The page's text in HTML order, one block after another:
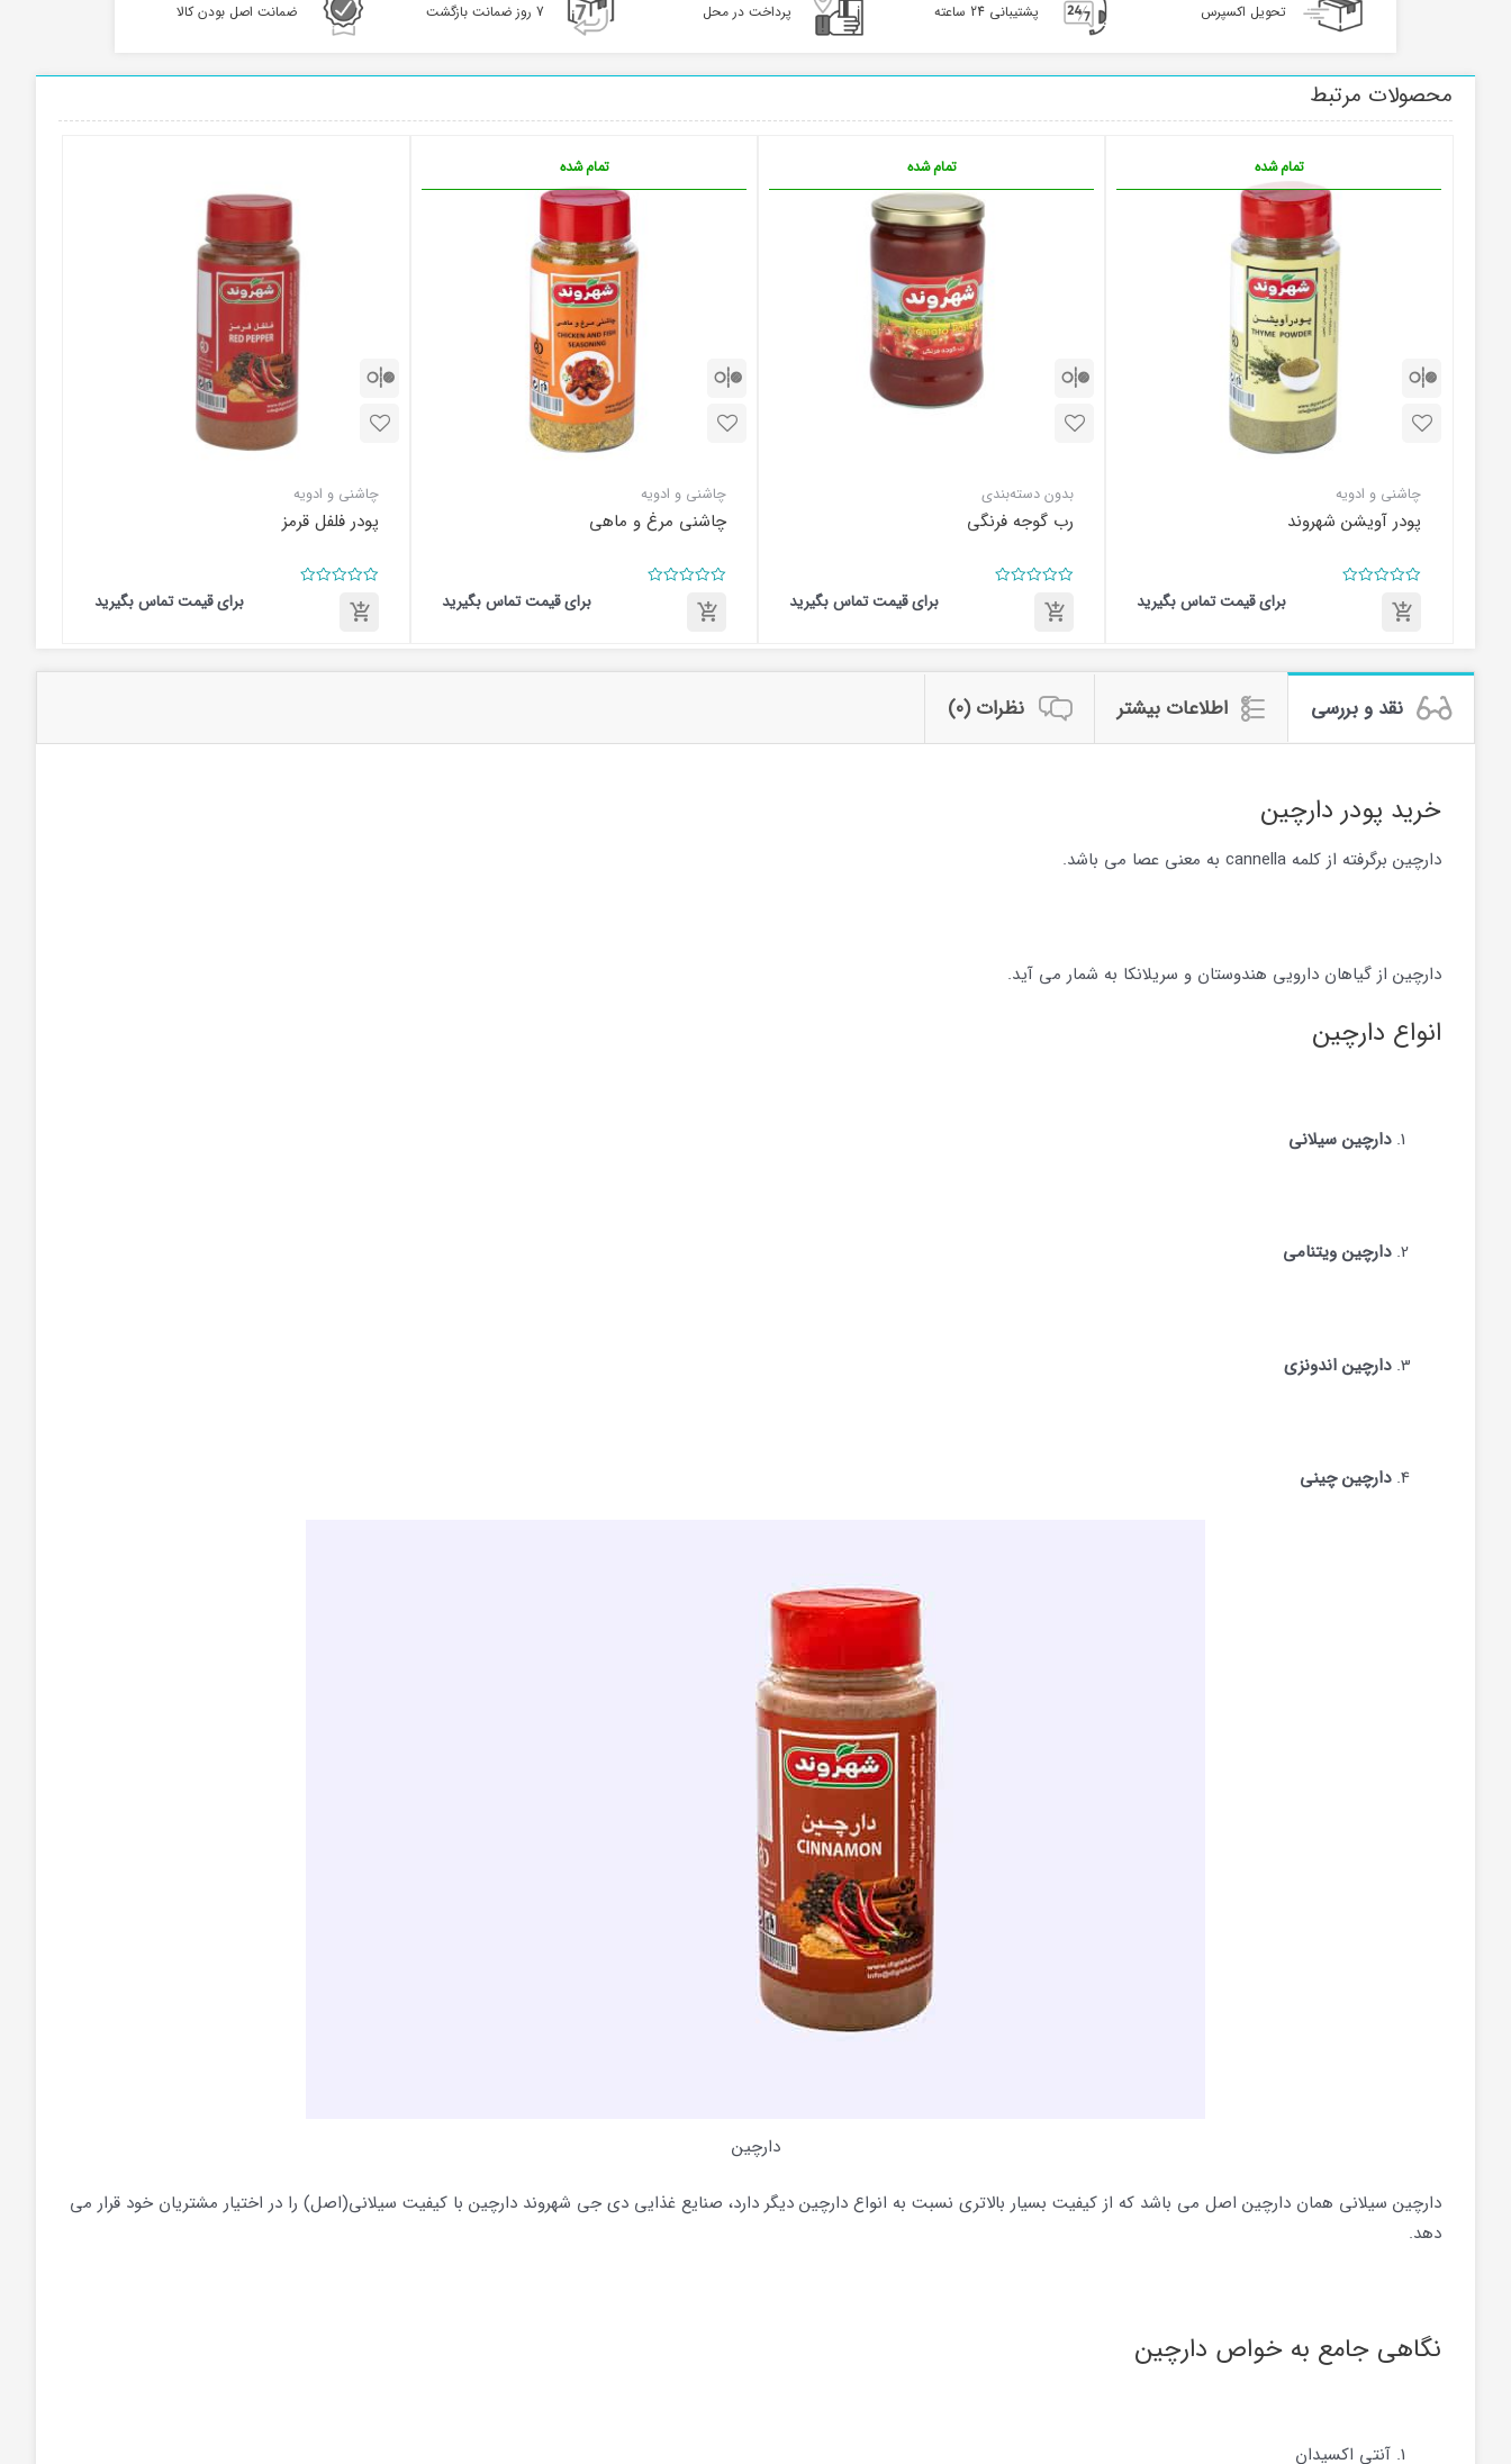
تحویل اکسپرس پشتیبانی 24 ساعته پرداخت در محل 7 روز ضمانت بازگشت ضمانت اصل بودن کالا
محصولات مرتبط
تمام شده
چاشنی و ادویه
پودر آویشن شهروند
برای قیمت تماس بگیرید
قیمت
بگیرید
تمام شده
بدون دسته‌بندی
رب گوجه فرنگی
برای قیمت تماس بگیرید
قیمت
تماس
بگیرید
تمام شده
چاشنی و ادویه
چاشنی مرغ و ماهی
برای قیمت تماس بگیرید
قیمت
چاشنی و ادویه
پودر فلفل قرمز
برای قیمت تماس بگیرید
قیمت
نقد و بررسی اطلاعات بیشتر نظرات (0)
خرید پودر دارچین
دارچین برگرفته از کلمه cannella به معنی عصا می باشد.
دارچین از گیاهان دارویی هندوستان و سریلانکا به شمار می آید.
انواع دارچین
دارچین سیلانی
دارچین ویتنامی
دارچین اندونزی
دارچین چینی
دارچین
دارچین سیلانی همان دارچین اصل می باشد که از کیفیت بسیار بالاتری نسبت به انواع دارچین دیگر دارد، صنایع غذایی دی جی شهروند دارچین با کیفیت سیلانی(اصل) را در اختیار مشتریان خود قرار می
دهد.
نگاهی جامع به خواص دارچین
آنتی اکسیدان